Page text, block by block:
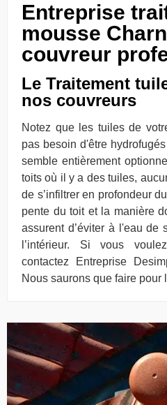
Entreprise
mousse
couvreur
Le Traitement
nos couvreurs
Notez que les tuiles de
pas besoin d'être
semble entièrement
toits où il y a des tuiles,
de s’infiltrer en profondeur
pente du toit et la manière
assurent d’éviter à l'eau de
l’intérieur. Si vous
contactez Entreprise
Nous saurons que faire pour